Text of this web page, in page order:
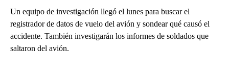
Un equipo de investigación llegó el lunes para buscar el
registrador de datos de vuelo del avión y sondear qué causó el
accidente. También investigarán los informes de soldados que
saltaron del avión.